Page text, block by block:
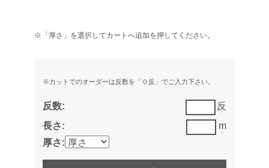
※「厚さ」を選択してカートへ追加を押してください。
※カットでのオーダーは反数を「０反」でご入力下さい。
反数:
反
長さ:
m
厚さ: